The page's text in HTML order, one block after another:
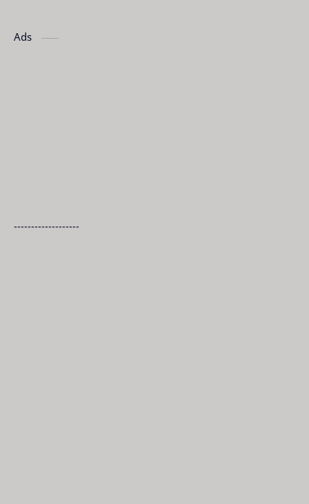
Ads
-------------------